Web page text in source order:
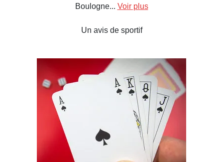
Boulogne... Voir plus
Un avis de sportif